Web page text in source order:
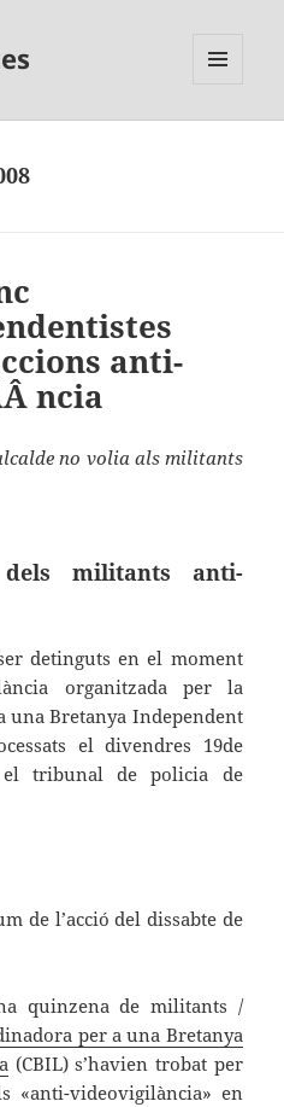
anti-
ncia
no volia als militants
dels militants anti-
detinguts en el moment
organitzada per la
una Bretanya Independent
el divendres 19de
tribunal de policia de
de l’acció del dissabte de
quinzena de militants /
per a una Bretanya
(CBIL) s’havien trobat per
«anti-videovigilància» en